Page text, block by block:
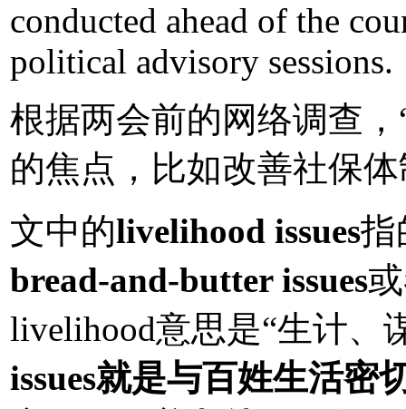
conducted ahead of the
political advisory sessions.
根据两会前的网络调查
的焦点，比如改善社保
文中的livelihood issues指
bread-and-butter issues
livelihood意思是“生计、
issues就是与百姓生活密